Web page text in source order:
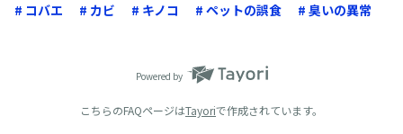
# コバエ
# カビ # キノコ # ペットの誤食 # 臭いの異常
Powered by
こちらのFAQページはTayoriで作成されています。